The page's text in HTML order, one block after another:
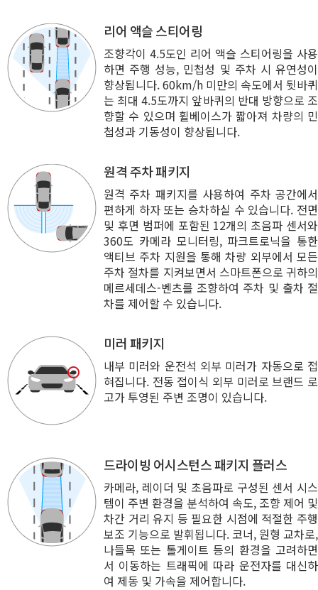
리어 액슬 스티어링
조향각이 4.5도인 리어 액슬 스티어링을 사용
하면 주행 성능, 민첩성 및 주차 시 유연성이
향상됩니다. 60km/h 미만의 속도에서 뒷바퀴
는 최대 4.5도까지 앞바퀴의 반대 방향으로 조
향할 수 있으며 휠베이스가 짧아져 차량의 민
첩성과 기동성이 향상됩니다.
원격 주차 패키지
원격 주차 패키지를 사용하여 주차 공간에서
편하게 하자 또는 승차하실 수 있습니다. 전면
및 후면 범퍼에 포함된 12개의 초음파 센서와
360도 카메라 모니터링, 파크트로닉을 통한
액티브 주차 지원을 통해 차량 외부에서 모든
주차 절차를 지켜보면서 스마트폰으로 귀하의
메르세데스-벤츠를 조향하여 주차 및 출차 절
차를 제어할 수 있습니다.
미러 패키지
내부 미러와 운전석 외부 미러가 자동으로 접
혀집니다. 전동 접이식 외부 미러로 브랜드 로
고가 투영된 주변 조명이 있습니다.
드라이빙 어시스턴스 패키지 플러스
카메라, 레이더 및 초음파로 구성된 센서 시스
템이 주변 환경을 분석하여 속도, 조향 제어 및
차간 거리 유지 등 필요한 시점에 적절한 주행
보조 기능으로 발휘됩니다. 코너, 원형 교차로,
나들목 또는 톨게이트 등의 환경을 고려하면
서 이동하는 트래픽에 따라 운전자를 대신하
여 제동 및 가속을 제어합니다.